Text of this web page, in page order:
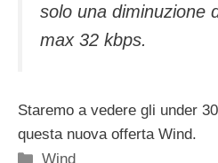
solo una diminuzione
max 32 kbps.
Staremo a vedere gli under
questa nuova offerta Wind.
Categorie
Wind